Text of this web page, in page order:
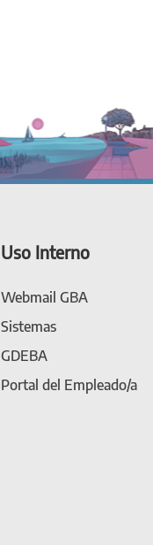
Uso Interno
Webmail GBA
Sistemas
GDEBA
Portal del Empleado/a